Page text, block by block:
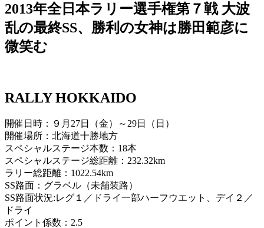
2013年全日本ラリー選手権第７戦 大波
乱の最終SS、勝利の女神は勝田範彦に
微笑む
RALLY HOKKAIDO
開催日時：９月27日（金）～29日（日）
開催場所：北海道十勝地方
スペシャルステージ本数：18本
スペシャルステージ総距離：232.32km
ラリー総距離：1022.54km
SS路面：グラベル（未舗装路）
SS路面状況:レグ１／ドライ一部ハーフウエット、デイ２／
ドライ
ポイント係数：2.5